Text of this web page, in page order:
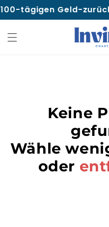
zum
Inhalt
tägigen Geld-
Keine
Wähle
oder